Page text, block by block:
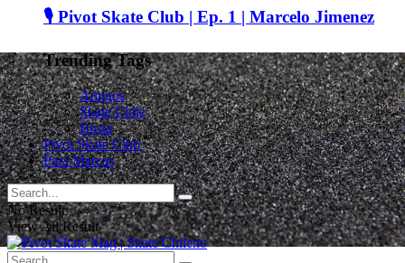
🎙️ Pivot Skate Club | Ep. 1 | Marcelo Jimenez
Trending Tags
Amigos
Skate Chile
Busta
Pivot Skate Club
Para Marcas
No Result
View All Result